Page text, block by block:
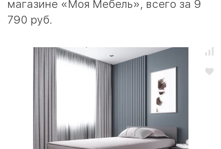
магазине «Моя Мебель», всего за 9
790 руб.